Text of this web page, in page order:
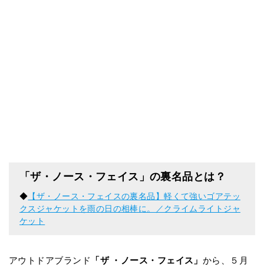
「ザ・ノース・フェイス」の裏名品とは？
◆ 【ザ・ノース・フェイスの裏名品】軽くて強いゴアテッ
クスジャケットを雨の日の相棒に。／クライムライトジャ
ケット
アウトドアブランド 「ザ ・ノース・フェイス」 から、５月